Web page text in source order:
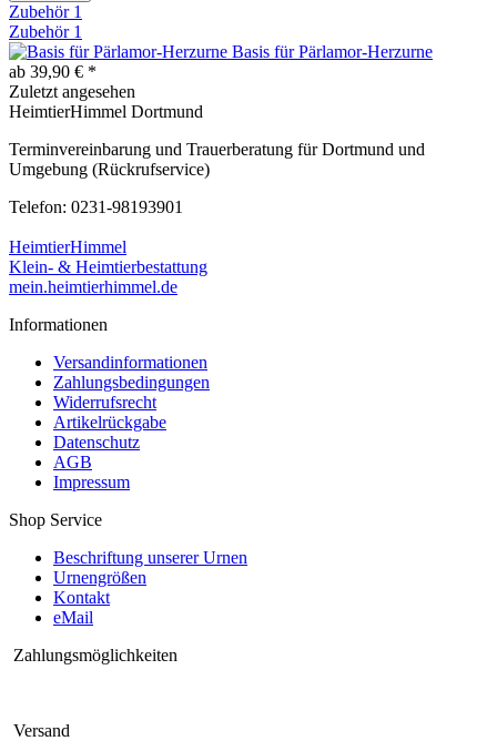
Zubehör 1
Zubehör 1
Basis für Pärlamor-Herzurne
ab 39,90 € *
Zuletzt angesehen
HeimtierHimmel Dortmund
Terminvereinbarung und Trauerberatung für Dortmund und
Umgebung (Rückrufservice)
Telefon: 0231-98193901
HeimtierHimmel
Klein- & Heimtierbestattung
mein.heimtierhimmel.de
Informationen
Versandinformationen
Zahlungsbedingungen
Widerrufsrecht
Artikelrückgabe
Datenschutz
AGB
Impressum
Shop Service
Beschriftung unserer Urnen
Urnengrößen
Kontakt
eMail
Zahlungsmöglichkeiten
Versand